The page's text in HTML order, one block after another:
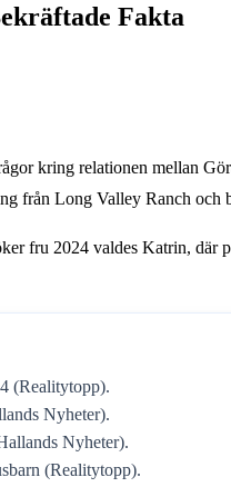
Fakta
kring relationen mellan
från Long Valley Ranch
fru 2024 valdes Katrin,
(Realitytopp).
Nyheter).
Nyheter).
(Realitytopp).